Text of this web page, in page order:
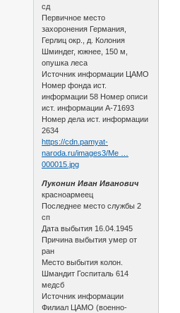
сд
Первичное место
захоронения Германия,
Герлиц окр., д. Колония
Шминдег, южнее, 150 м,
опушка леса
Источник информации ЦАМО
Номер фонда ист.
информации 58 Номер описи
ист. информации А-71693
Номер дела ист. информации
2634
https://cdn.pamyat-
naroda.ru/images3/Me …
000015.jpg
Луконин Иван Иванович
красноармеец
Последнее место службы 2
сп
Дата выбытия 16.04.1945
Причина выбытия умер от
ран
Место выбытия колон.
Шмандит Госпиталь 614
медсб
Источник информации
Филиал ЦАМО (военно-